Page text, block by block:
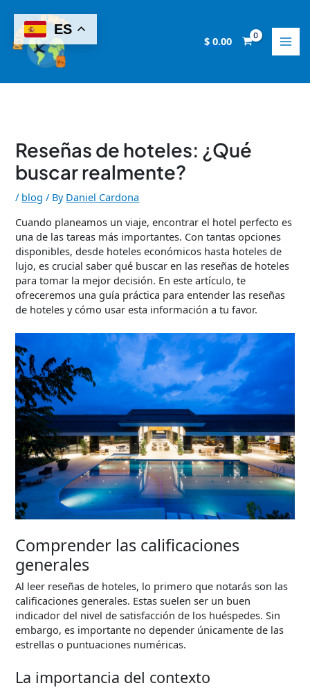
content
$0.00
Reseñas de hoteles: ¿Qué
buscar realmente?
/ blog / By Daniel Cardona
Cuando planeamos un viaje, encontrar el hotel perfecto es
una de las tareas más importantes. Con tantas opciones
disponibles, desde hoteles económicos hasta hoteles de
lujo, es crucial saber qué buscar en las reseñas de hoteles
para tomar la mejor decisión. En este artículo, te
ofreceremos una guía práctica para entender las reseñas
de hoteles y cómo usar esta información a tu favor.
Comprender las calificaciones
generales
Al leer reseñas de hoteles, lo primero que notarás son las
calificaciones generales. Estas suelen ser un buen
indicador del nivel de satisfacción de los huéspedes. Sin
embargo, es importante no depender únicamente de las
estrellas o puntuaciones numéricas.
La importancia del contexto
ES